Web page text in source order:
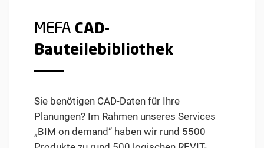
MEFA CAD-
Bauteilebibliothek
Sie benötigen CAD-Daten für Ihre
Planungen? Im Rahmen unseres Services
„BIM on demand“ haben wir rund 5500